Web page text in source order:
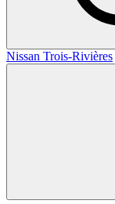
Nissan Trois-Rivières